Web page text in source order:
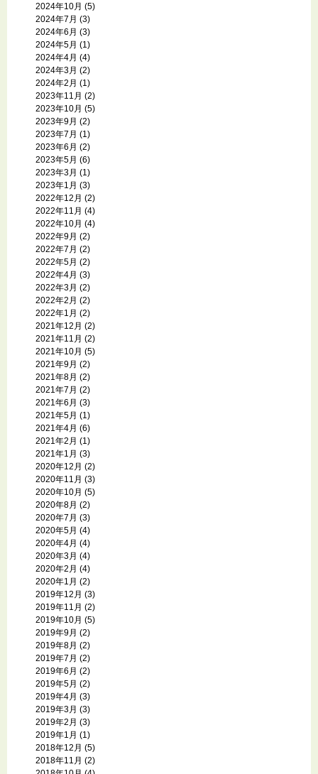
2024年10月 (5)
2024年7月 (3)
2024年6月 (3)
2024年5月 (1)
2024年4月 (4)
2024年3月 (2)
2024年2月 (1)
2023年11月 (2)
2023年10月 (5)
2023年9月 (2)
2023年7月 (1)
2023年6月 (2)
2023年5月 (6)
2023年3月 (1)
2023年1月 (3)
2022年12月 (2)
2022年11月 (4)
2022年10月 (4)
2022年9月 (2)
2022年7月 (2)
2022年5月 (2)
2022年4月 (3)
2022年3月 (2)
2022年2月 (2)
2022年1月 (2)
2021年12月 (2)
2021年11月 (2)
2021年10月 (5)
2021年9月 (2)
2021年8月 (2)
2021年7月 (2)
2021年6月 (3)
2021年5月 (1)
2021年4月 (6)
2021年2月 (1)
2021年1月 (3)
2020年12月 (2)
2020年11月 (3)
2020年10月 (5)
2020年8月 (2)
2020年7月 (3)
2020年5月 (4)
2020年4月 (4)
2020年3月 (4)
2020年2月 (4)
2020年1月 (2)
2019年12月 (3)
2019年11月 (2)
2019年10月 (5)
2019年9月 (2)
2019年8月 (2)
2019年7月 (2)
2019年6月 (2)
2019年5月 (2)
2019年4月 (3)
2019年3月 (3)
2019年2月 (3)
2019年1月 (1)
2018年12月 (5)
2018年11月 (2)